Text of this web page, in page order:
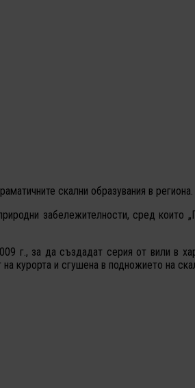
скални образувания в региона.
забележителности, сред които
г., за да създадат серия от вили в
курорта и сгушена в подножието на